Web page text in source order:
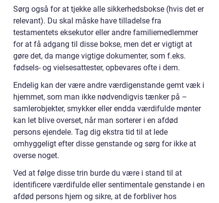
Sørg også for at tjekke alle sikkerhedsbokse (hvis det er
relevant). Du skal måske have tilladelse fra
testamentets eksekutor eller andre familiemedlemmer
for at få adgang til disse bokse, men det er vigtigt at
gøre det, da mange vigtige dokumenter, som f.eks.
fødsels- og vielsesattester, opbevares ofte i dem.
Endelig kan der være andre værdigenstande gemt væk i
hjemmet, som man ikke nødvendigvis tænker på –
samlerobjekter, smykker eller endda værdifulde mønter
kan let blive overset, når man sorterer i en afdød
persons ejendele. Tag dig ekstra tid til at lede
omhyggeligt efter disse genstande og sørg for ikke at
overse noget.
Ved at følge disse trin burde du være i stand til at
identificere værdifulde eller sentimentale genstande i en
afdød persons hjem og sikre, at de forbliver hos